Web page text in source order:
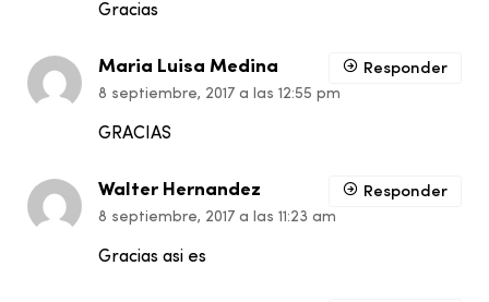
Gracias
Maria Luisa Medina
8 septiembre, 2017 a las 12:55 pm
GRACIAS
Responder
Walter Hernandez
8 septiembre, 2017 a las 11:23 am
Gracias asi es
Responder